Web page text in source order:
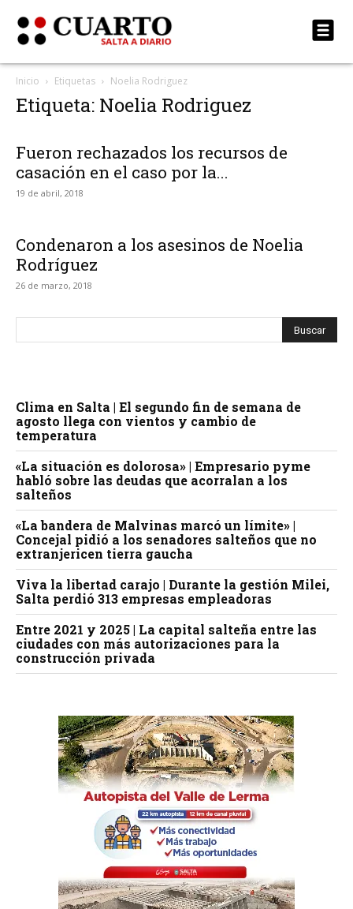
Inicio Etiquetas Noelia Rodriguez
Etiqueta: Noelia Rodriguez
Fueron rechazados los recursos de
casación en el caso por la...
19 de abril, 2018
Condenaron a los asesinos de Noelia
Rodríguez
26 de marzo, 2018
Clima en Salta | El segundo fin de semana de
agosto llega con vientos y cambio de
temperatura
«La situación es dolorosa» | Empresario pyme
habló sobre las deudas que acorralan a los
salteños
«La bandera de Malvinas marcó un límite» |
Concejal pidió a los senadores salteños que no
extranjericen tierra gaucha
Viva la libertad carajo | Durante la gestión Milei,
Salta perdió 313 empresas empleadoras
Entre 2021 y 2025 | La capital salteña entre las
ciudades con más autorizaciones para la
construcción privada